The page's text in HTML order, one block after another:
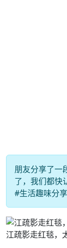
朋友分享了一
了，我们都快
#生活趣味分
江疏影走红毯，